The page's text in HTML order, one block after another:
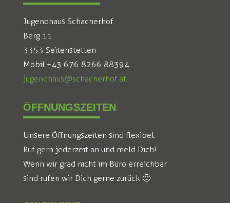
Jugendhaus Schacherhof
Berg 11
3353 Seitenstetten
Mobil +43 676 8266 88394
jugendhaus@schacherhof.at
ÖFFNUNGSZEITEN
Unsere Öffnungszeiten sind flexibel.
Ruf gern jederzeit an und meld Dich!
Wenn wir grad nicht im Büro erreichbar
sind rufen wir Dich gerne zurück 🙂